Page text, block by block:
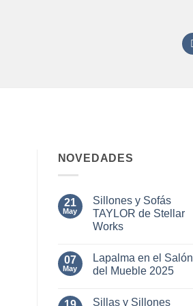
NOVEDADES
21
May
Sillones y Sofás
TAYLOR de Stellar
Works
comentarios
en
Sillones
TAYLOR
07
May
Lapalma en el Salón
del Mueble 2025
comentarios
Sillas y Sillones